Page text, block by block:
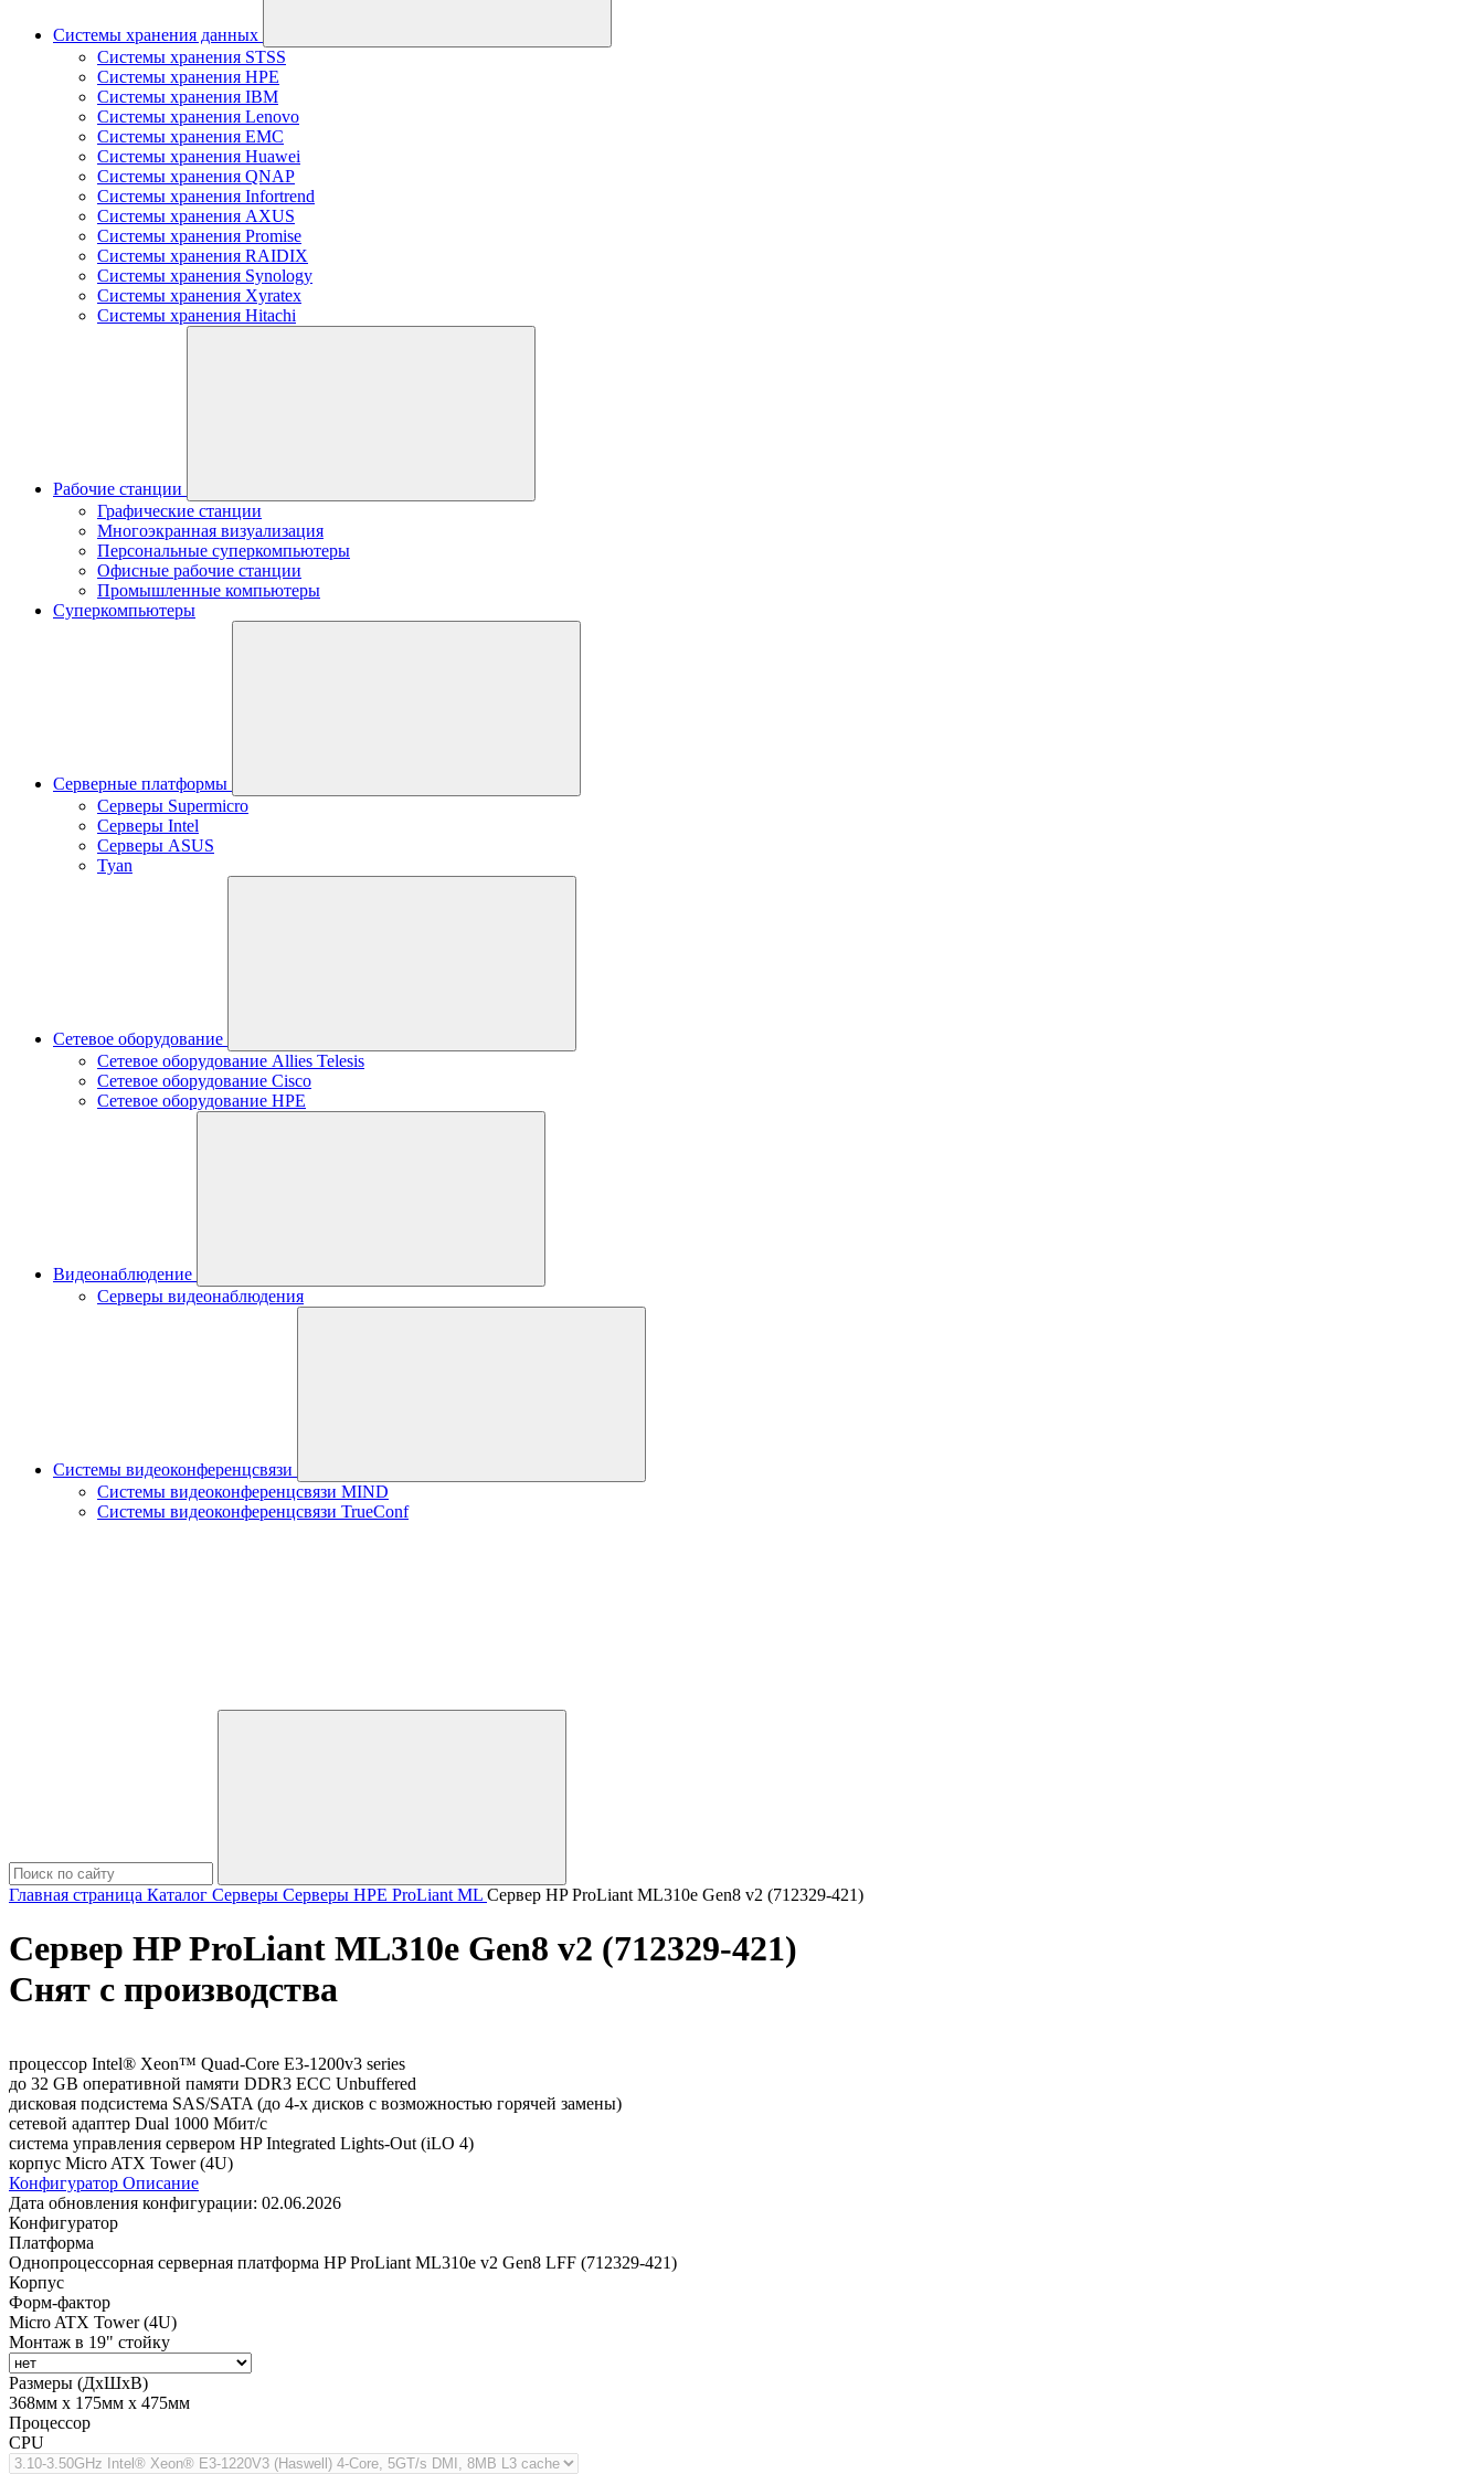
Системы хранения данных
Системы хранения STSS
Системы хранения HPE
Системы хранения IBM
Системы хранения Lenovo
Системы хранения EMC
Системы хранения Huawei
Системы хранения QNAP
Системы хранения Infortrend
Системы хранения AXUS
Системы хранения Promise
Системы хранения RAIDIX
Системы хранения Synology
Системы хранения Xyratex
Системы хранения Hitachi
Рабочие станции
Графические станции
Многоэкранная визуализация
Персональные суперкомпьютеры
Офисные рабочие станции
Промышленные компьютеры
Суперкомпьютеры
Серверные платформы
Серверы Supermicro
Серверы Intel
Серверы ASUS
Tyan
Сетевое оборудование
Сетевое оборудование Allies Telesis
Сетевое оборудование Cisco
Сетевое оборудование HPE
Видеонаблюдение
Серверы видеонаблюдения
Системы видеоконференцсвязи
Системы видеоконференцсвязи MIND
Системы видеоконференцсвязи TrueConf
Главная страница Каталог Серверы Серверы HPE ProLiant ML Сервер HP ProLiant ML310e Gen8 v2 (712329-421)
Сервер HP ProLiant ML310e Gen8 v2 (712329-421)
Снят с производства
процессор Intel® Xeon™ Quad-Core E3-1200v3 series
до 32 GB оперативной памяти DDR3 ECC Unbuffered
дисковая подсистема SAS/SATA (до 4-х дисков с возможностью горячей замены)
сетевой адаптер Dual 1000 Мбит/с
система управления сервером HP Integrated Lights-Out (iLO 4)
корпус Micro ATX Tower (4U)
Конфигуратор Описание
Дата обновления конфигурации: 02.06.2026
Конфигуратор
Платформа
Однопроцессорная серверная платформа HP ProLiant ML310e v2 Gen8 LFF (712329-421)
Корпус
Форм-фактор
Micro ATX Tower (4U)
Монтаж в 19" стойку
Размеры (ДхШхВ)
368мм х 175мм х 475мм
Процессор
CPU